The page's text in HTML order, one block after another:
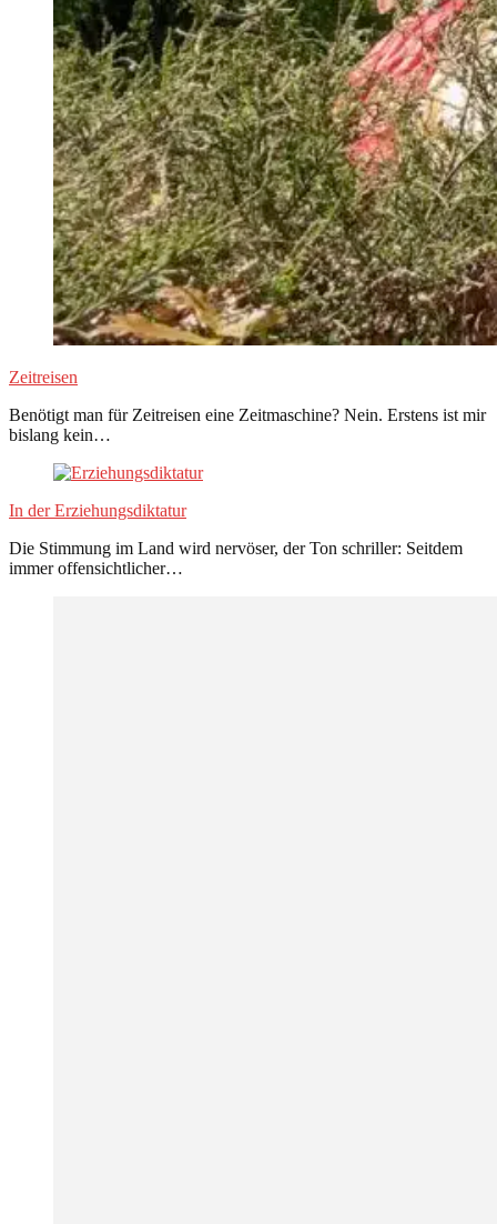
Zeitreisen
Benötigt man für Zeitreisen eine Zeitmaschine? Nein. Erstens ist mir
bislang kein…
In der Erziehungsdiktatur
Die Stimmung im Land wird nervöser, der Ton schriller: Seitdem
immer offensichtlicher…